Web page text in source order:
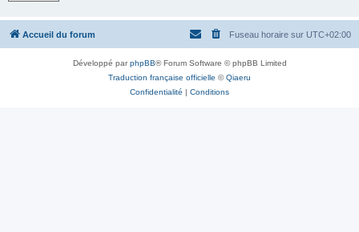
Accueil du forum Fuseau horaire sur UTC+02:00
Développé parphpBB® Forum Software © phpBB Limited
Traduction française officielle ©Qiaeru
Confidentialité | Conditions